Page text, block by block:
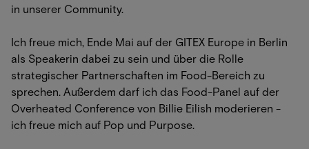
in unserer Community.
Ich freue mich, Ende Mai auf der GITEX Europe in Berlin
als Speakerin dabei zu sein und über die Rolle
strategischer Partnerschaften im Food-Bereich zu
sprechen. Außerdem darf ich das Food-Panel auf der
Overheated Conference von Billie Eilish moderieren -
ich freue mich auf Pop und Purpose.